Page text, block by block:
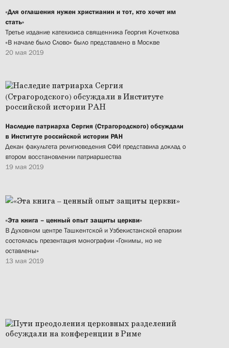
«Для оглашения нужен христианин и тот, кто хочет им
стать»
Третье издание катехизиса священника Георгия Кочеткова
«В начале было Слово» было представлено в Москве
20 мая 2019
Наследие патриарха Сергия (Страгородского) обсуждали
в Институте российской истории РАН
Декан факультета религиоведения СФИ представила доклад о
втором восстановлении патриаршества
19 мая 2019
«Эта книга – ценный опыт защиты церкви»
В Духовном центре Ташкентской и Узбекистанской епархии
состоялась презентация монографии «Гонимы, но не
оставлены»
13 мая 2019